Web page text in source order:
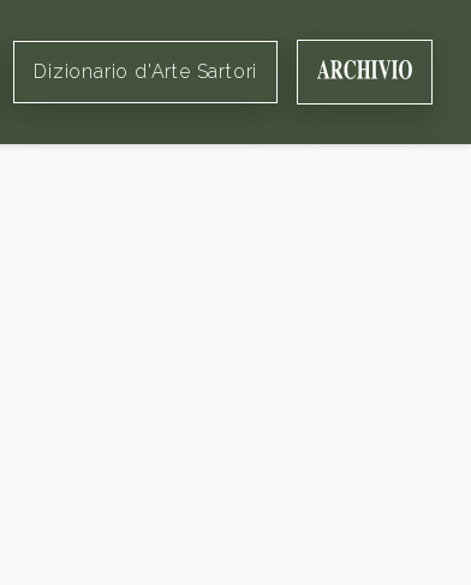
Dizionario d'Arte Sartori